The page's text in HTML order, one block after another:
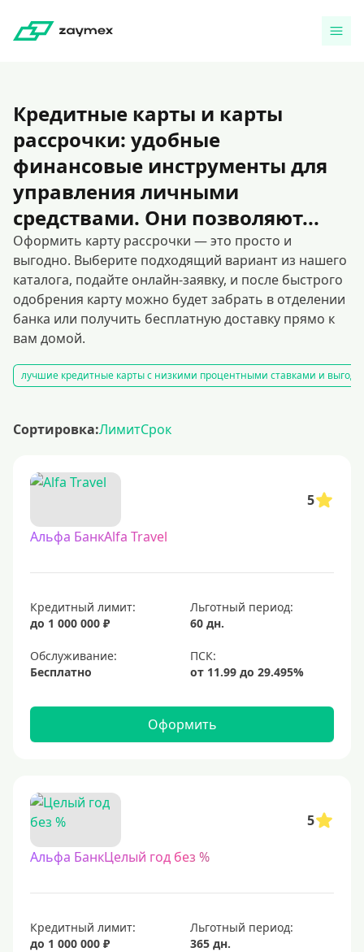
Кредитные карты и карты
рассрочки: удобные
финансовые инструменты для
управления личными
средствами. Они позволяют...
Оформить карту рассрочки — это просто и
выгодно. Выберите подходящий вариант из нашего
каталога, подайте онлайн-заявку, и после быстрого
одобрения карту можно будет забрать в отделении
банка или получить бесплатную доставку прямо к
вам домой.
лучшие кредитные карты с низкими процентными ставками и
Сортировка:ЛимитСрок
5
Альфа БанкAlfa Travel
Кредитный лимит:
до 1 000 000 ₽
Льготный период:
60 дн.
Обслуживание:
Бесплатно
Оформить
5
Альфа БанкЦелый год без %
Кредитный лимит:
до 1 000 000 ₽
Льготный период:
365 дн.